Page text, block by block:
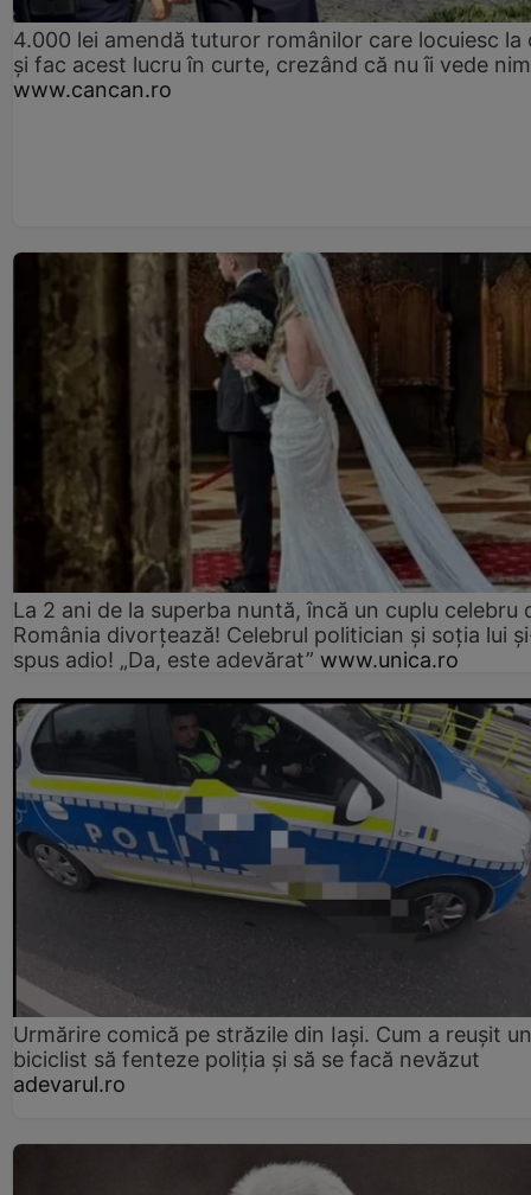
4.000 lei amendă tuturor românilor care locuiesc la
și fac acest lucru în curte, crezând că nu îi vede
www.cancan.ro
La 2 ani de la superba nuntă, încă un cuplu celebru
România divorțează! Celebrul politician și soția lui
spus adio! „Da, este adevărat” www.unica.ro
Urmărire comică pe străzile din Iași. Cum a reușit un
biciclist să fenteze poliția și să se facă nevăzut
adevarul.ro